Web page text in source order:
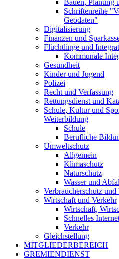
Bauen, Planung
Schriftenreihe
Geodaten"
Digitalisierung
Finanzen und
Flüchtlinge und
Kommunale
Gesundheit
Kinder und Jugend
Polizei
Recht und Verfassung
Rettungsdienst und
Schule, Kultur und
Weiterbildung
Schule
Berufliche
Umweltschutz
Allgemein
Klimaschutz
Naturschutz
Wasser und
Verbraucherschutz und
Wirtschaft und Verkehr
Wirtschaft,
Schnelles
Verkehr
Gleichstellung
MITGLIEDERBEREICH
GREMIENDIENST